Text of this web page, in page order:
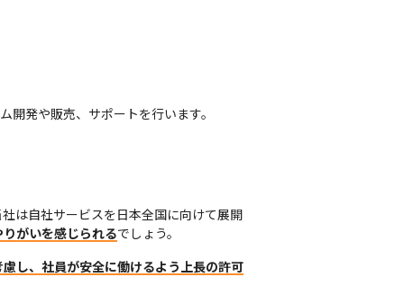
開発や販売、サポートを行います。
は自社サービスを日本全国に向けて展開
がいを感じられるでしょう。
し、社員が安全に働けるよう上長の許可